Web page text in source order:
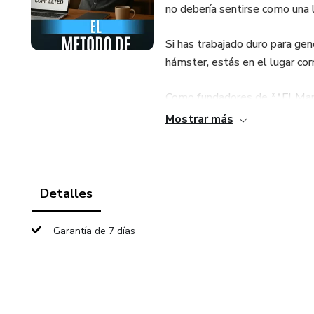
no debería sentirse como
Si has trabajado duro para
hámster, estás en el lugar
Como fundadores de **El
Caja", un sistema visual y
Mostrar más
Detalles
Garantía de 7 días